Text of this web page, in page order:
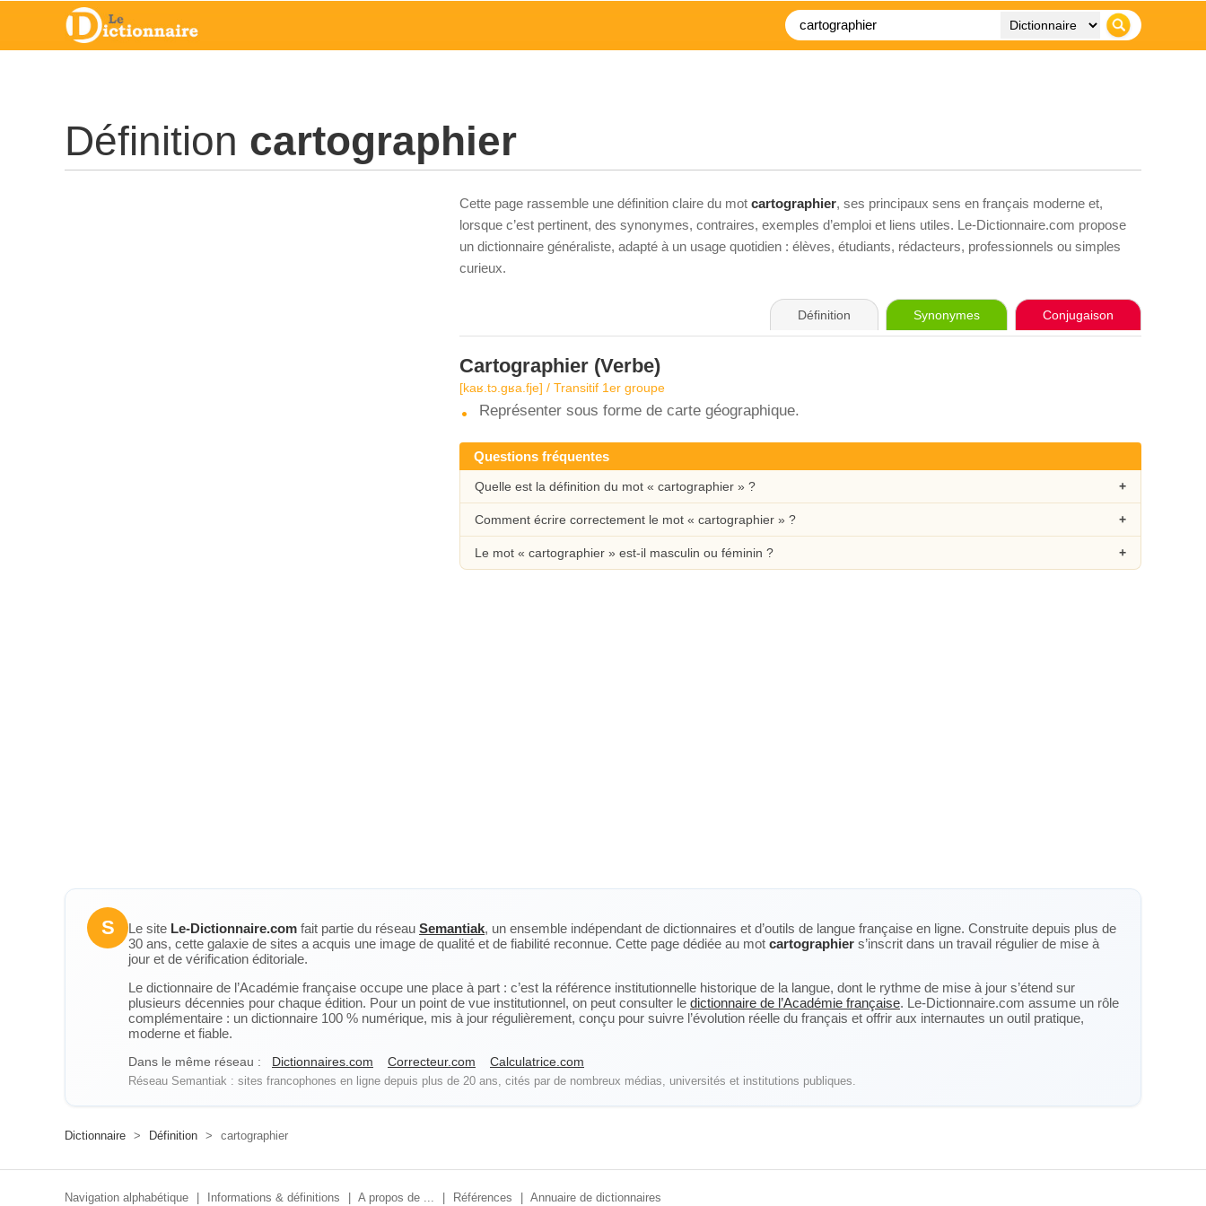
Définition cartographier
Cette page rassemble une définition claire du mot cartographier, ses principaux sens en français moderne et,
lorsque c’est pertinent, des synonymes, contraires, exemples d’emploi et liens utiles. Le-Dictionnaire.com propose
un dictionnaire généraliste, adapté à un usage quotidien : élèves, étudiants, rédacteurs, professionnels ou simples
curieux.
Définition Synonymes Conjugaison
Cartographier (Verbe)
[kaʁ.tɔ.ɡʁa.fje] / Transitif 1er groupe
Représenter sous forme de carte géographique.
Questions fréquentes
Quelle est la définition du mot « cartographier » ?
Comment écrire correctement le mot « cartographier » ?
Le mot « cartographier » est-il masculin ou féminin ?
S Le site Le-Dictionnaire.com fait partie du réseau Semantiak, un ensemble indépendant de dictionnaires et d’outils de langue française en ligne. Construite depuis plus de
30 ans, cette galaxie de sites a acquis une image de qualité et de fiabilité reconnue. Cette page dédiée au mot cartographier s’inscrit dans un travail régulier de mise à
jour et de vérification éditoriale.
Le dictionnaire de l’Académie française occupe une place à part : c’est la référence institutionnelle historique de la langue, dont le rythme de mise à jour s’étend sur
plusieurs décennies pour chaque édition. Pour un point de vue institutionnel, on peut consulter le dictionnaire de l’Académie française. Le-Dictionnaire.com assume un rôle
complémentaire : un dictionnaire 100 % numérique, mis à jour régulièrement, conçu pour suivre l’évolution réelle du français et offrir aux internautes un outil pratique,
moderne et fiable.
Dans le même réseau : Dictionnaires.com Correcteur.com Calculatrice.com
Réseau Semantiak : sites francophones en ligne depuis plus de 20 ans, cités par de nombreux médias, universités et institutions publiques.
Dictionnaire > Définition > cartographier
Navigation alphabétique Informations & définitions A propos de ... Références Annuaire de dictionnaires